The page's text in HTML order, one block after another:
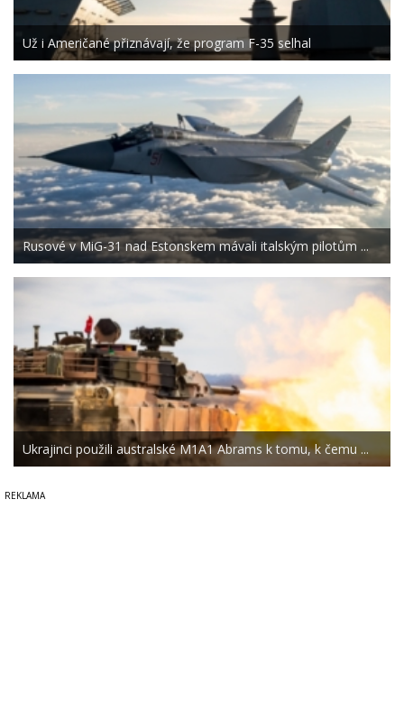
Už i Američané přiznávají, že program F-35 selhal
Rusové v MiG-31 nad Estonskem mávali italským pilotům ...
Ukrajinci použili australské M1A1 Abrams k tomu, k čemu ...